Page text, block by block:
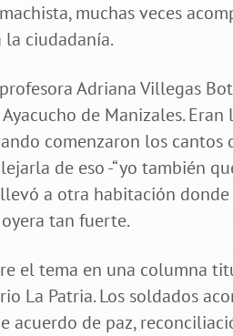
muchas veces
ciudadanía.
Adriana Villegas
de Manizales.
comenzaron los
de eso -“yo también
a otra habitación
tan fuerte.
el tema en una columna
La Patria. Los soldados
acuerdo de paz,